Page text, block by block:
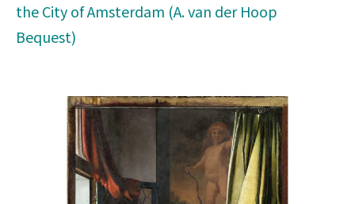
the City of Amsterdam (A. van der Hoop
Bequest)